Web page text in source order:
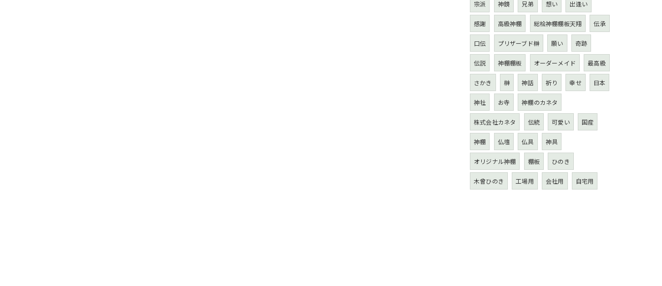
宗派 神鏡 兄弟 想い 出逢い
感謝 高級神棚 総桧神棚棚板天翔 伝承
口伝 プリザーブド榊 願い 奇跡
伝説 神棚棚板 オーダーメイド 最高級
さかき 榊 神話 祈り 幸せ 日本
神社 お寺 神棚のカネタ
株式会社カネタ 伝統 可愛い 国産
神棚 仏壇 仏具 神具
オリジナル神棚 棚板 ひのき
木曾ひのき 工場用 会社用 自宅用